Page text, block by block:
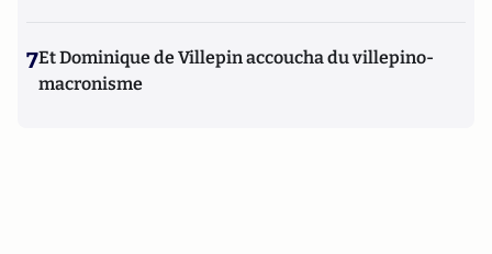
7Et Dominique de Villepin accoucha du villepino-
macronisme